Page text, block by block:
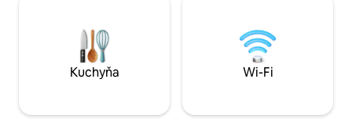
Kuchyňa Wi-Fi